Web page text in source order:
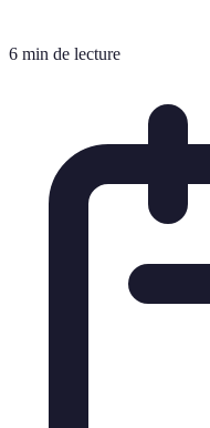
6 min de lecture